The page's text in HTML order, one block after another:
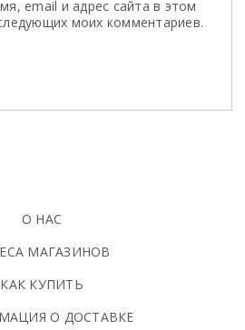
email и адрес сайта в этом
моих комментариев.
О НАС
МАГАЗИНОВ
КАК КУПИТЬ
О ДОСТАВКЕ